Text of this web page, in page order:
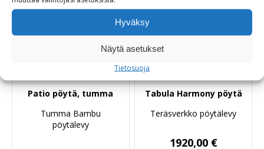
Hyväksy
Näytä asetukset
Tietosuoja
Patio pöytä, tumma
Tumma Bambu
pöytälevy
Tabula Harmony pöytä
Teräsverkko pöytälevy
1920,00 €